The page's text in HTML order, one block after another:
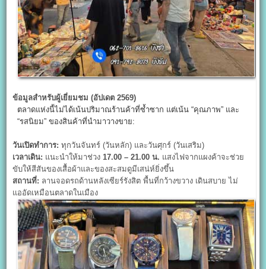
ข้อมูลสำหรับผู้เยี่ยมชม (อัปเดต 2569)
ตลาดแห่งนี้ไม่ได้เน้นปริมาณร้านค้าที่ซ้ำซาก แต่เน้น “คุณภาพ” และ
“รสนิยม” ของสินค้าที่นำมาวางขาย:
วันเปิดทำการ: ทุกวันจันทร์ (วันหลัก) และวันศุกร์ (วันเสริม)
เวลาเดิน: แนะนำให้มาช่วง 17.00 – 21.00น. แสงไฟจากแผงค้าจะช่วย
ขับให้สีสันของเสื้อผ้าและของสะสมดูมีเสน่ห์ยิ่งขึ้น
สถานที่: ลานจอดรถด้านหลังเซียร์รังสิต พื้นที่กว้างขวาง เดินสบาย ไม่
แออัดเหมือนตลาดในเมือง